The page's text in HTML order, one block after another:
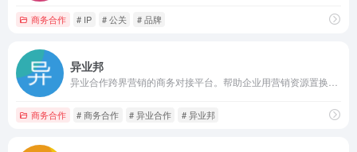
商务合作 # IP # 公关 # 品牌
异业邦
商务合作 # 商务合作 # 异业合作 # 异业邦